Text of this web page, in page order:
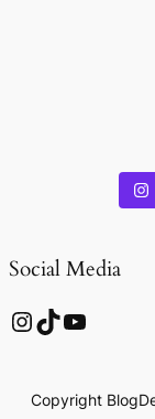
Social Media
InstagramTikTok YouTube
Copyright